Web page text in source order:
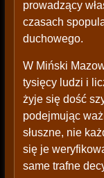
prowadzący
czasach
duchowego.
W Miński
tysięcy ludzi i
żyje się dość
podejmując
słuszne, nie
się je
same trafne